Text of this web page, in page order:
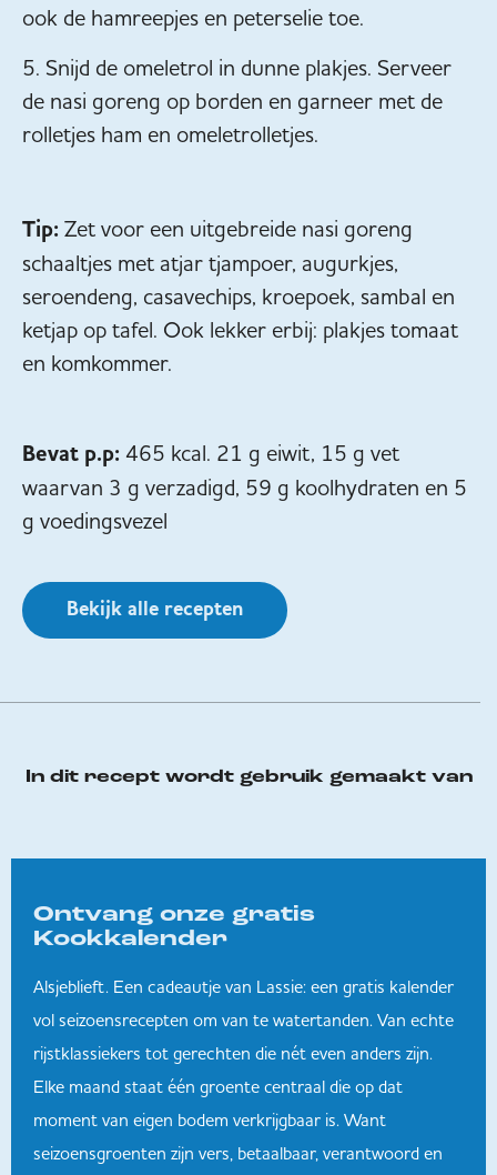
ook de hamreepjes en peterselie toe.
Snijd de omeletrol in dunne plakjes. Serveer
de nasi goreng op borden en garneer met de
rolletjes ham en omeletrolletjes.
Tip: Zet voor een uitgebreide nasi goreng
schaaltjes met atjar tjampoer, augurkjes,
seroendeng, casavechips, kroepoek, sambal en
ketjap op tafel. Ook lekker erbij: plakjes tomaat
en komkommer.
Bevat p.p: 465 kcal. 21 g eiwit, 15 g vet
waarvan 3 g verzadigd, 59 g koolhydraten en 5
g voedingsvezel
Bekijk alle recepten
In dit recept wordt gebruik gemaakt van
Ontvang onze gratis
Kookkalender
Alsjeblieft. Een cadeautje van Lassie: een gratis kalender
vol seizoensrecepten om van te watertanden. Van echte
rijstklassiekers tot gerechten die nét even anders zijn.
Elke maand staat één groente centraal die op dat
moment van eigen bodem verkrijgbaar is. Want
seizoensgroenten zijn vers, betaalbaar, verantwoord en